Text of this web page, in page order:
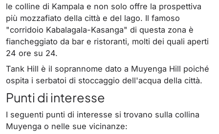
le colline di Kampala e non solo offre la prospettiva
più mozzafiato della città e del lago. Il famoso
"corridoio Kabalagala-Kasanga" di questa zona è
fiancheggiato da bar e ristoranti, molti dei quali aperti
24 ore su 24.
Tank Hill è il soprannome dato a Muyenga Hill poiché
ospita i serbatoi di stoccaggio dell'acqua della città.
Punti di interesse
I seguenti punti di interesse si trovano sulla collina
Muyenga o nelle sue vicinanze: